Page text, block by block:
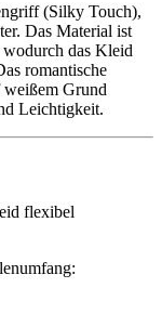
(Silky Touch),
Das Material ist
wodurch das Kleid
romantische
weißem Grund
Leichtigkeit.
flexibel